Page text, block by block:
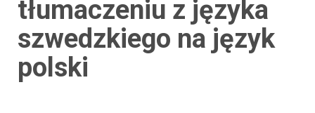
tłumaczeniu z języka
szwedzkiego na język
polski